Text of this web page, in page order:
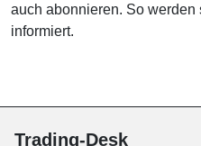
auch abonnieren. So
informiert.
Trading-Desk